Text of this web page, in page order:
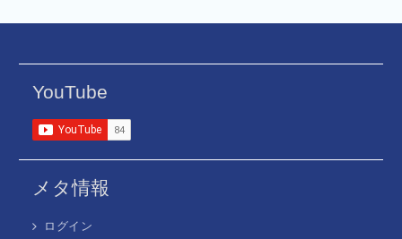
YouTube
メタ情報
ログイン